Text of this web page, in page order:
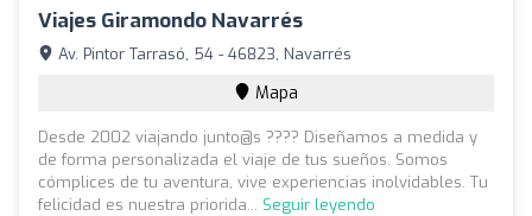
Viajes Giramondo Navarrés
Av. Pintor Tarrasó, 54 - 46823, Navarrés
Mapa
Desde 2002 viajando junto@s ???? Diseñamos a medida y
de forma personalizada el viaje de tus sueños. Somos
cómplices de tu aventura, vive experiencias inolvidables. Tu
felicidad es nuestra priorida... Seguir leyendo